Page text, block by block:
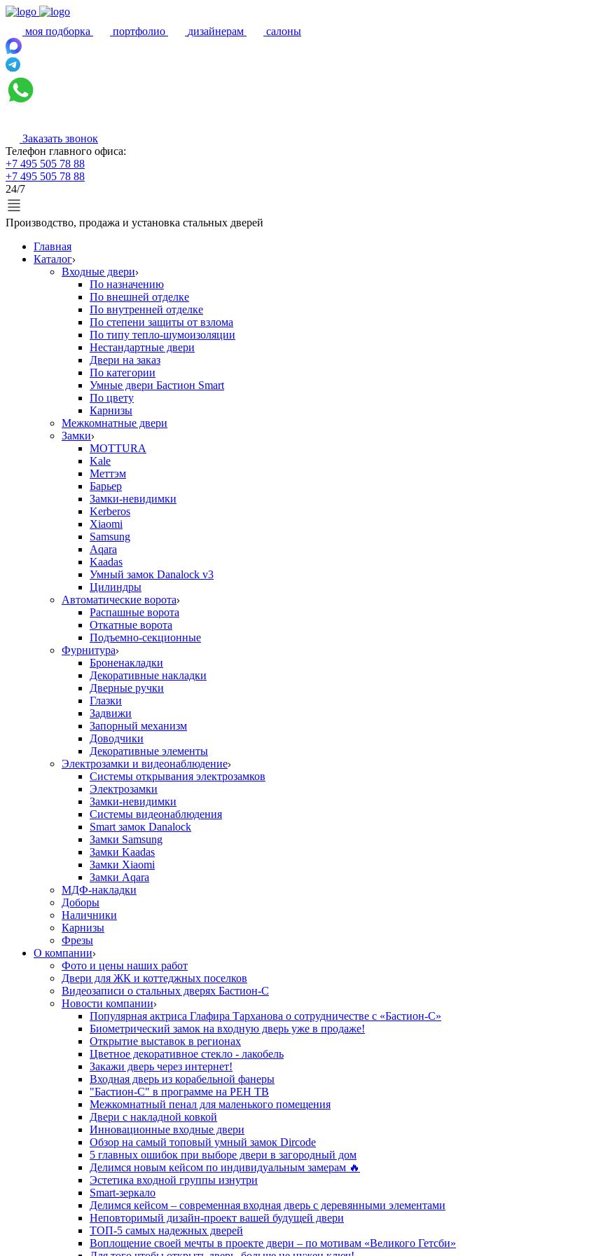
моя подборка портфолио дизайнерам салоны
Заказать звонок
Телефон главного офиса:
+7 495 505 78 88
+7 495 505 78 88
24/7
Производство, продажа и установка стальных дверей
Главная
Каталог
Входные двери
По назначению
По внешней отделке
По внутренней отделке
По степени защиты от взлома
По типу тепло-шумоизоляции
Нестандартные двери
Двери на заказ
По категории
Умные двери Бастион Smart
По цвету
Карнизы
Межкомнатные двери
Замки
MOTTURA
Kale
Меттэм
Барьер
Замки-невидимки
Kerberos
Xiaomi
Samsung
Aqara
Kaadas
Умный замок Danalock v3
Цилиндры
Автоматические ворота
Распашные ворота
Откатные ворота
Подъемно-секционные
Фурнитура
Броненакладки
Декоративные накладки
Дверные ручки
Глазки
Задвижи
Запорный механизм
Доводчики
Декоративные элементы
Электрозамки и видеонаблюдение
Системы открывания электрозамков
Электрозамки
Замки-невидимки
Системы видеонаблюдения
Smart замок Danalock
Замки Samsung
Замки Kaadas
Замки Xiaomi
Замки Aqara
МДФ-накладки
Доборы
Наличники
Карнизы
Фрезы
О компании
Фото и цены наших работ
Двери для ЖК и коттеджных поселков
Видеозаписи о стальных дверях Бастион-С
Новости компании
Популярная актриса Глафира Тарханова о сотрудничестве с «Бастион-С»
Биометрический замок на входную дверь уже в продаже!
Открытие выставок в регионах
Цветное декоративное стекло - лакобель
Закажи дверь через интернет!
Входная дверь из корабельной фанеры
"Бастион-С" в программе на РЕН ТВ
Межкомнатный пенал для маленького помещения
Двери с накладной ковкой
Инновационные входные двери
Обзор на самый топовый умный замок Dircode
5 главных ошибок при выборе двери в загородный дом
Делимся новым кейсом по индивидуальным замерам 🔥
Эстетика входной группы изнутри
Smart-зеркало
Делимся кейсом – современная входная дверь с деревянными элементами
Неповторимый дизайн-проект вашей будущей двери
ТОП-5 самых надежных дверей
Воплощение своей мечты в проекте двери – по мотивам «Великого Гетсби»